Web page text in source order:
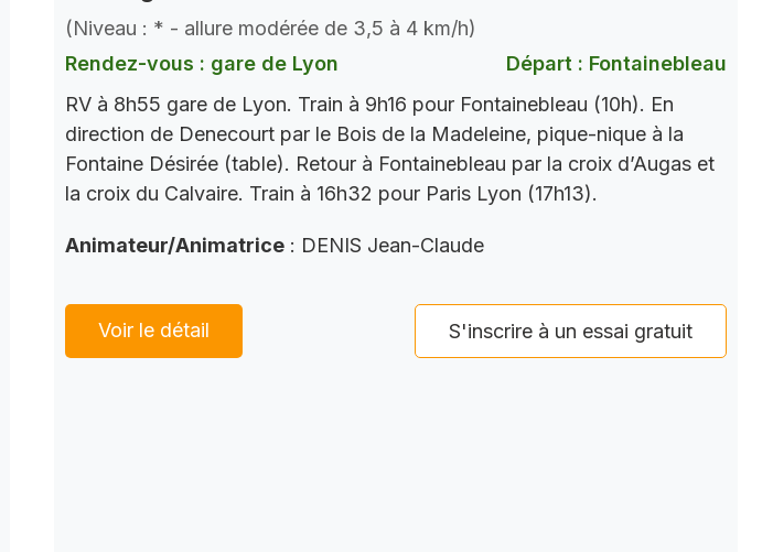
(Niveau : * - allure modérée de 3,5 à 4 km/h)
Rendez-vous : gare de Lyon
Départ : Fontainebleau
RV à 8h55 gare de Lyon. Train à 9h16 pour Fontainebleau (10h). En
direction de Denecourt par le Bois de la Madeleine, pique-nique à la
Fontaine Désirée (table). Retour à Fontainebleau par la croix d’Augas et
la croix du Calvaire. Train à 16h32 pour Paris Lyon (17h13).
Animateur/Animatrice : DENIS Jean-Claude
Voir le détail S'inscrire à un essai gratuit